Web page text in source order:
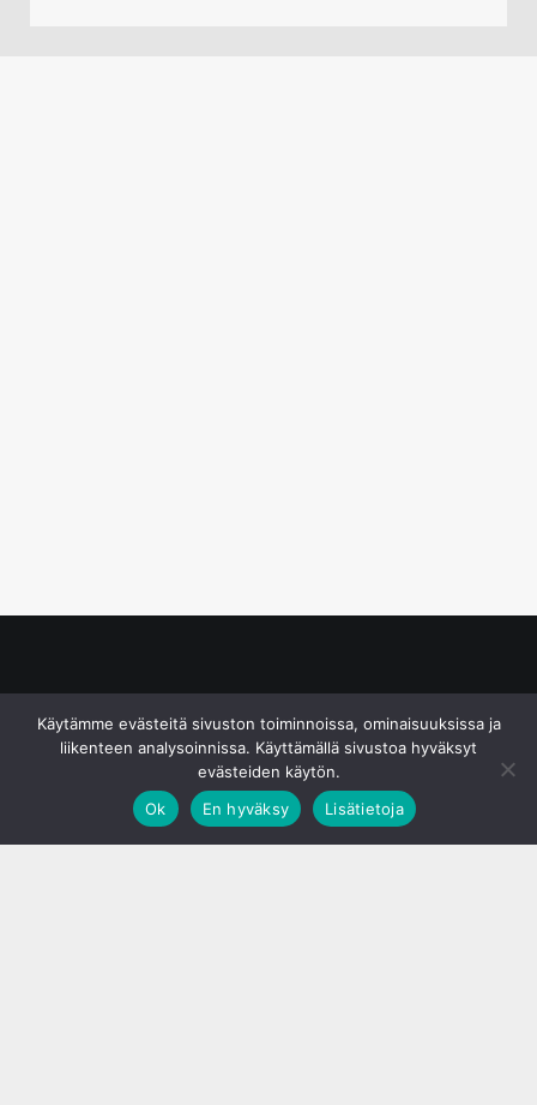
Käytämme evästeitä sivuston toiminnoissa, ominaisuuksissa ja
liikenteen analysoinnissa. Käyttämällä sivustoa hyväksyt
evästeiden käytön.
Ok
En hyväksy Lisätietoja